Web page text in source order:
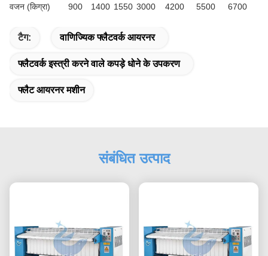
वजन (किग्रा)
900 1400 1550 3000 4200 5500 6700
टैग: वाणिज्यिक फ्लैटवर्क आयरनर
फ्लैटवर्क इस्त्री करने वाले कपड़े धोने के उपकरण
फ्लैट आयरनर मशीन
संबंधित उत्पाद